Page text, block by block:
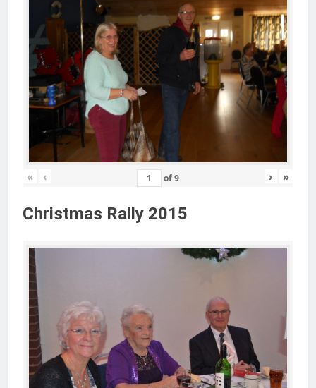
« ‹ of9 › »
Christmas Rally 2015